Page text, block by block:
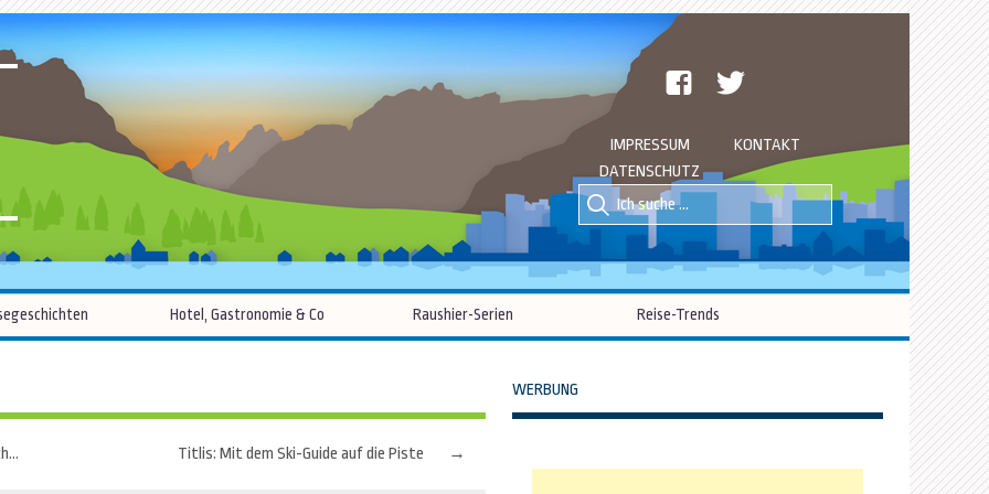
facebook
IMPRESSUM
KONTAKT
DATENSCHUTZ
Suche
nach::
Suche
nach:
Hotel, Gastronomie & Co Raushier-Serien Reise-Trends
Abseits des Massentourismus: Mallorcas ursprünglicher Westen →
Titlis: Mit dem Ski-Guide auf die Piste
WERBUNG